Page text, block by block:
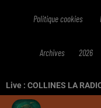
Live : COLLINES LA
Politique cookies
Archives 2026